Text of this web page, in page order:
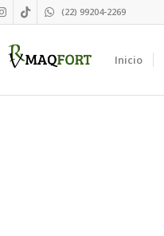
(22) 99204-2269
Inicio